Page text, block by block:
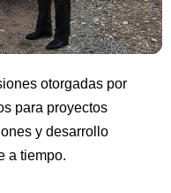
otorgadas por
para proyectos
y desarrollo
a tiempo.